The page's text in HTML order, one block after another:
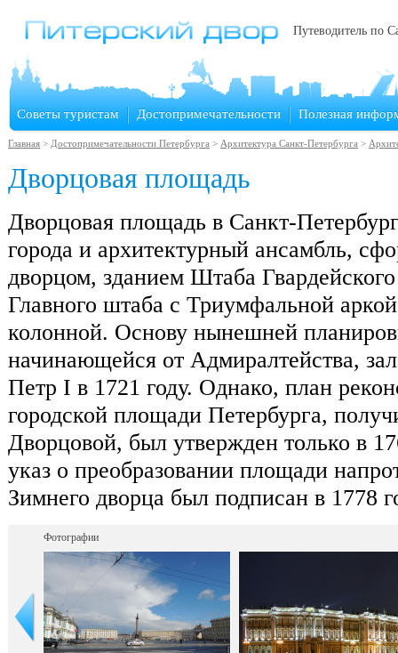
Путеводитель по
Советы туристам Достопримечательности Полезная
Главная > Достопримечательности Петербурга > Архитектура Санкт-Петербурга >
Дворцовая площадь
Дворцовая площадь в Санкт-
города и архитектурный ансамбль,
дворцом, зданием Штаба
Главного штаба с Триумфальной
колонной. Основу нынешней
начинающейся от Адмиралтейства,
Петр I в 1721 году. Однако, план
городской площади Петербурга,
Дворцовой, был утвержден только в
указ о преобразовании площади
Зимнего дворца был подписан в 1778
Фотографии